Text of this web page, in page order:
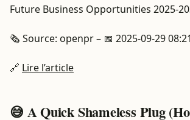
Future Business Opportunities 2025-
🗞️ Source: openpr – 📅 2025-09-29
🔗 Lire l’article
😅 A Quick Shameless Plug